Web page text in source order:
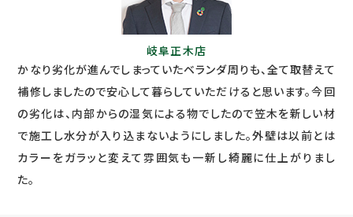
岐阜正木店
かなり劣化が進んでしまっていたベランダ周りも、全て取替えて
補修しましたので安心して暮らしていただけると思います。今回
の劣化は、内部からの湿気による物でしたので笠木を新しい材
で施工し水分が入り込まないようにしました。外壁は以前とは
カラーをガラッと変えて雰囲気も一新し綺麗に仕上がりまし
た。